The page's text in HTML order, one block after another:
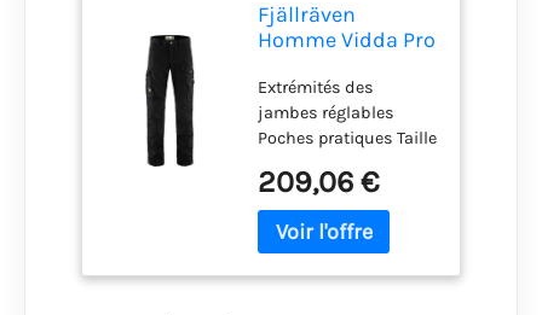
Fjällräven
Homme Vidda Pro
Black, 56/S
Extrémités des
jambes réglables
Poches pratiques Taille
Taille et coupe
normales
209,06 €